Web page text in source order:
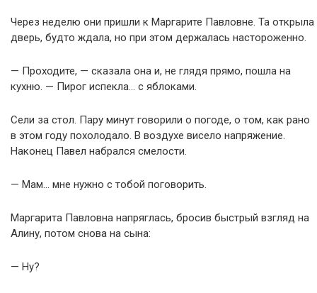
Через неделю они пришли к Маргарите Павловне. Та открыла
дверь, будто ждала, но при этом держалась настороженно.
— Проходите, — сказала она и, не глядя прямо, пошла на
кухню. — Пирог испекла… с яблоками.
Сели за стол. Пару минут говорили о погоде, о том, как рано
в этом году похолодало. В воздухе висело напряжение.
Наконец Павел набрался смелости.
— Мам… мне нужно с тобой поговорить.
Маргарита Павловна напряглась, бросив быстрый взгляд на
Алину, потом снова на сына:
— Ну?